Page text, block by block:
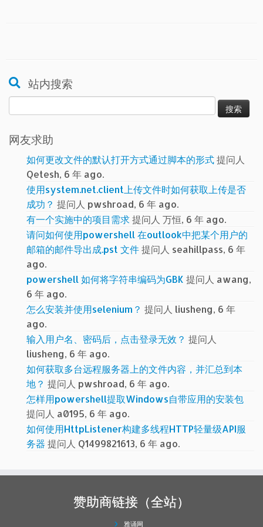
站内搜索
索：
网友求助
如何更改文件的默认打开方式通过脚本的形式提问人
Qetesh, 6 年 ago.
使用system.net.client上传文件时如何获取上传是否
成功？ 提问人 pwshroad, 6 年 ago.
有一个实施中的项目需求提问人 万恒, 6 年 ago.
请问如何使用powershell 在outlook中把某个用户的
邮箱的邮件导出成.pst 文件提问人 seahillpass, 6 年
ago.
powershell 如何将字符串编码为GBK 提问人 awang,
6 年 ago.
怎么安装并使用selenium？ 提问人 liusheng, 6 年
ago.
输入用户名、密码后，点击登录无效？ 提问人
liusheng, 6 年 ago.
如何获取多台远程服务器上的文件内容，并汇总到本
地？ 提问人 pwshroad, 6 年 ago.
怎样用powershell提取Windows自带应用的安装包
提问人 a0195, 6 年 ago.
如何使用HttpListener构建多线程HTTP轻量级API服
务器 提问人 Q1499821613, 6 年 ago.
赞助商链接（全站）
雅诵网